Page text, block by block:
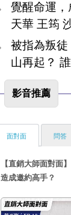
覺醒命運
天
被指為叛
山
影音推薦
面對面
【直銷大師面對面
造成邀約高手？
問答